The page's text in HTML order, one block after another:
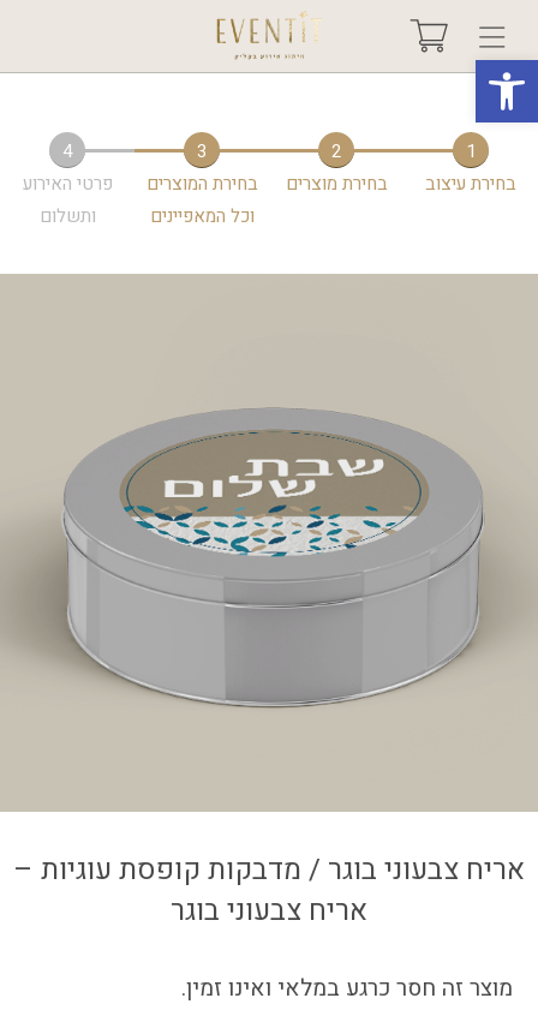
פתח סרגל נגישות
בחר אירוע +
גלריות
מיוחדים
צור קשר
איזור אישי
1
בחירת עיצוב
2
בחירת מוצרים
3
בחירת המוצרים
וכל המאפיינים
4
פרטי האירוע
ותשלום
אריח צבעוני בוגר / מדבקות קופסת עוגיות –
אריח צבעוני בוגר
מוצר זה חסר כרגע במלאי ואינו זמין.